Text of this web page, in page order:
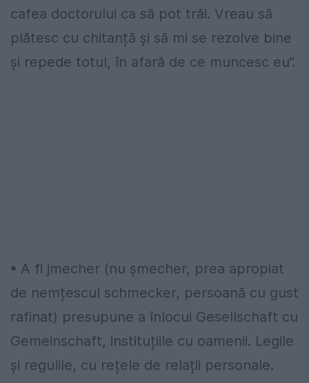
cafea doctorului ca să pot trăi. Vreau să
plătesc cu chitanță și să mi se rezolve bine
și repede totul, în afară de ce muncesc eu”.
• A fi jmecher (nu șmecher, prea apropiat
de nemțescul schmecker, persoană cu gust
rafinat) presupune a înlocui Gesellschaft cu
Gemeinschaft, instituțiile cu oamenii. Legile
și regulile, cu rețele de relații personale.